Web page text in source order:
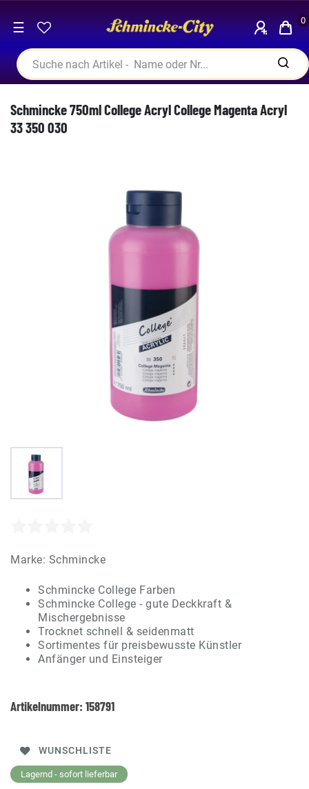
☰ 0
Schmincke 750ml College Acryl College Magenta Acryl
33 350 030
Marke: Schmincke
Schmincke College Farben
Schmincke College - gute Deckkraft &
Mischergebnisse
Trocknet schnell & seidenmatt
Sortimentes für preisbewusste Künstler
Anfänger und Einsteiger
Artikelnummer: 158791
WUNSCHLISTE
Lagernd - sofort lieferbar